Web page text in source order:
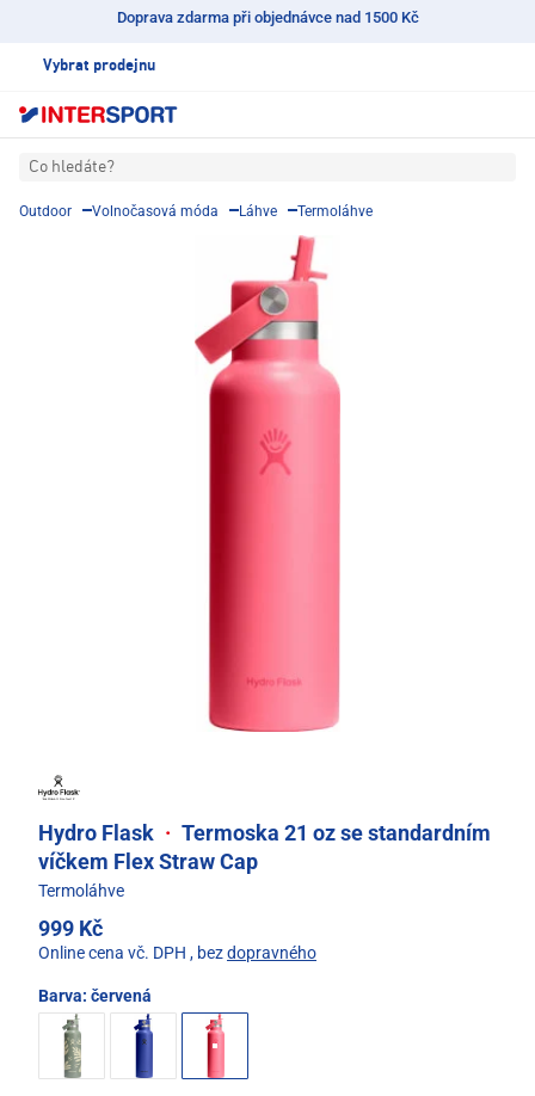
Doprava zdarma při objednávce nad 1500 Kč
Vybrat prodejnu
Co hledáte?
Outdoor Volnočasová móda Láhve Termoláhve
Hydro Flask · Termoska 21 oz se standardním
víčkem Flex Straw Cap
Termoláhve
999 Kč
Online cena vč. DPH , bezdopravného
Barva: červená